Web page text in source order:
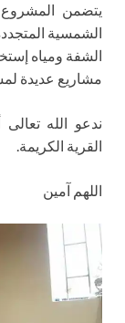
يتضمن المشروع
الشمسية
الشفة ومياه
مشاريع عديدة
ندعو الله
القرية الكريمة.
اللهم آمين